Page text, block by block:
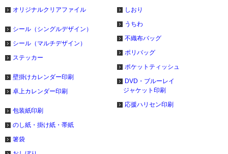
オリジナルクリアファイル
シール（シングルデザイン）
シール（マルチデザイン）
ステッカー
壁掛けカレンダー印刷
卓上カレンダー印刷
包装紙印刷
のし紙・掛け紙・帯紙
箸袋
しおり
うちわ
不織布バッグ
ポリバッグ
ポケットティッシュ
DVD・ブルーレイ
ジャケット印刷
応援ハリセン印刷